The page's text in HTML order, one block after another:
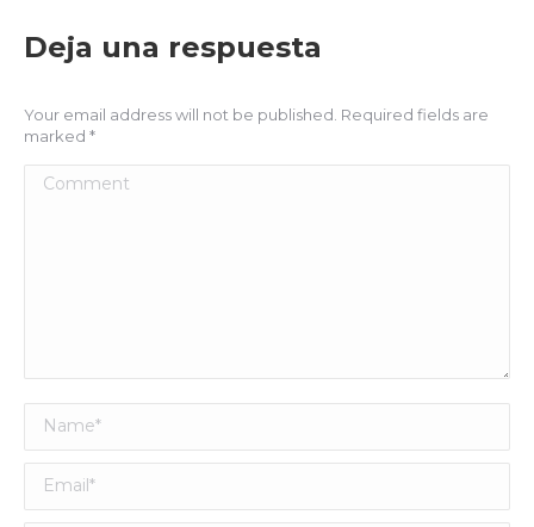
Deja una respuesta
Your email address will not be published. Required fields are
marked *
Comment
Name *
Email *